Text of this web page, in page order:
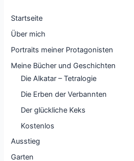
Startseite
Über mich
Portraits meiner Protagonisten
Meine Bücher und Geschichten
Die Alkatar – Tetralogie
Die Erben der Verbannten
Der glückliche Keks
Kostenlos
Ausstieg
Garten